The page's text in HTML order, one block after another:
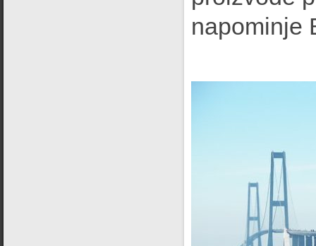
napominje